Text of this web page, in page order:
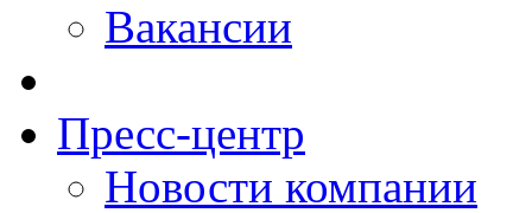
Вакансии
Пресс-центр
Новости компании